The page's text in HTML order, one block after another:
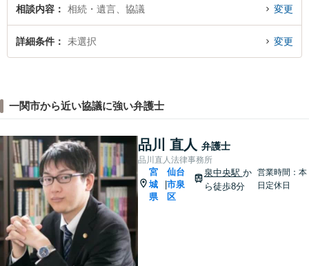
相談内容 相続・遺言、協議 変更
詳細条件 未選択 変更
一関市から近い協議に強い弁護士
品川 直人 弁護士
品川直人法律事務所
宮
城
県
仙台
市泉
区
泉中央駅 か
ら徒歩8分
営業時間：本
日定休日